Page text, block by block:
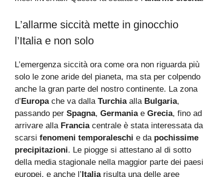
L’allarme siccità mette in ginocchio
l’Italia e non solo
L’emergenza siccità ora come ora non riguarda più
solo le zone aride del pianeta, ma sta per colpendo
anche la gran parte del nostro continente. La zona
d’ Europache va dalla Turchiaalla Bulgaria,
passando per Spagna, Germaniae Grecia, fino ad
arrivare alla Franciacentrale è stata interessata da
scarsi fenomeni temporaleschi e da pochissime
precipitazioni. Le piogge si attestano al di sotto
della media stagionale nella maggior parte dei paesi
europei, e anche l’ Italiarisulta una delle aree